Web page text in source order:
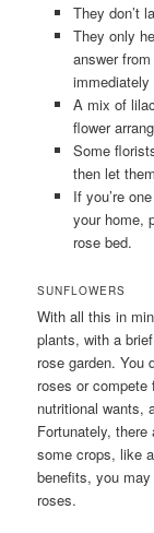
They don’t
They only
answer
A mix of
flower
Some
then let
If you’re
your home,
rose bed.
SUNFLOWERS
With all this in
plants, with a
rose garden. You
roses or
nutritional wants,
Fortunately,
some crops, like
benefits, you
roses.